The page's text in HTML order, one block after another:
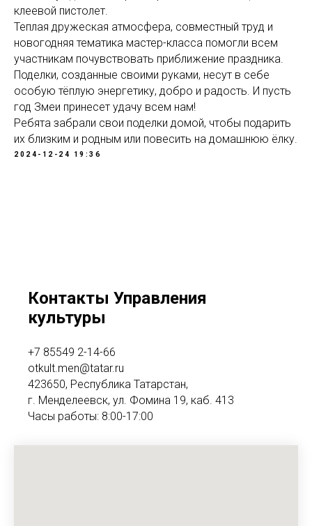
клеевой пистолет.
Теплая дружеская атмосфера, совместный труд и
новогодняя тематика мастер-класса помогли всем
участникам почувствовать приближение праздника.
Поделки, созданные своими руками, несут в себе
особую тёплую энергетику, добро и радость. И пусть
год Змеи принесет удачу всем нам!
Ребята забрали свои поделки домой, чтобы подарить
их близким и родным или повесить на домашнюю ёлку.
2024-12-24 19:36
Контакты Управления
культуры
+7 85549 2-14-66
otkult.men@tatar.ru
423650, Республика Татарстан,
г. Менделеевск, ул. Фомина 19, каб. 413
Часы работы: 8:00-17:00